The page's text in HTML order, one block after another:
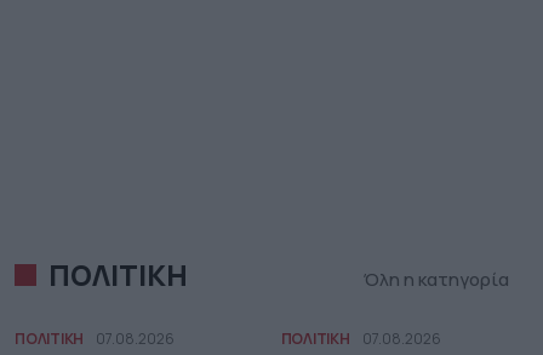
ΠΟΛΙΤΙΚΗ Όλη η κατηγορία
ΠΟΛΙΤΙΚΗ 07.08.2026 ΠΟΛΙΤΙΚΗ 07.08.2026